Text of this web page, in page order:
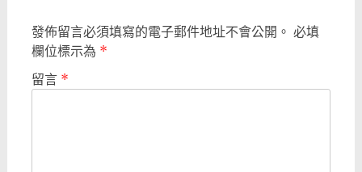
發佈留言必須填寫的電子郵件地址不會公開。 必填
欄位標示為 *
留言 *